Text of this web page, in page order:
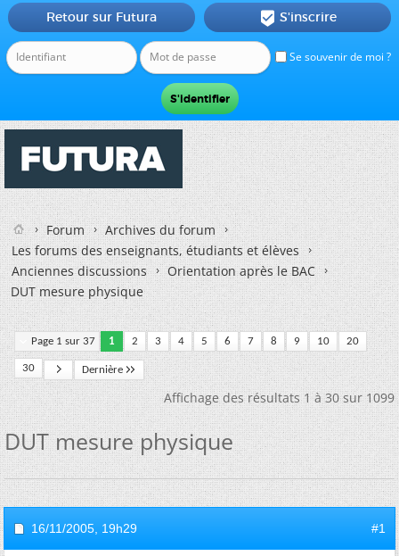
Se souvenir de moi ?
Retour sur Futura  S'inscrire
Forum
Archives du forum
Les forums des enseignants, étudiants et élèves
Anciennes discussions
Orientation après le BAC
DUT mesure physique
Page 1 sur 37 1 2 3 4 5 6 7 8 9 10 20
30 Dernière
Affichage des résultats 1 à 30 sur 1099
DUT mesure physique
16/11/2005, 19h29 #1